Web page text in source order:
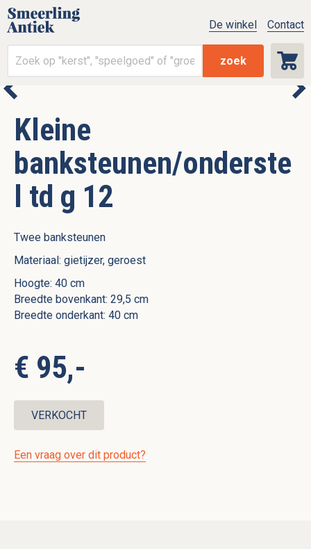
zoek
De winkel Contact
Kleine
banksteunen/onderste
l td g 12
Twee banksteunen
Materiaal: gietijzer, geroest
Hoogte: 40 cm
Breedte bovenkant: 29,5 cm
Breedte onderkant: 40 cm
€ 95,-
VERKOCHT
Een vraag over dit product?